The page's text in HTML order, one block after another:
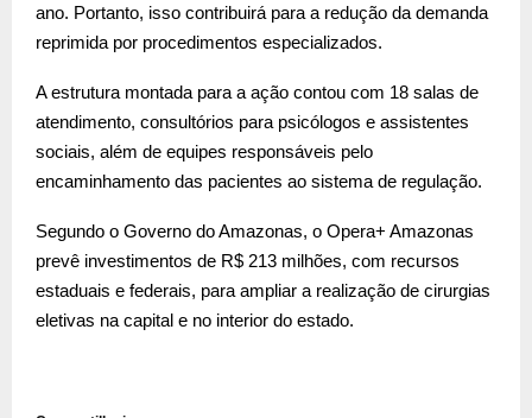
ano. Portanto, isso contribuirá para a redução da demanda
reprimida por procedimentos especializados.
A estrutura montada para a ação contou com 18 salas de
atendimento, consultórios para psicólogos e assistentes
sociais, além de equipes responsáveis pelo
encaminhamento das pacientes ao sistema de regulação.
Segundo o Governo do Amazonas, o Opera+ Amazonas
prevê investimentos de R$ 213 milhões, com recursos
estaduais e federais, para ampliar a realização de cirurgias
eletivas na capital e no interior do estado.